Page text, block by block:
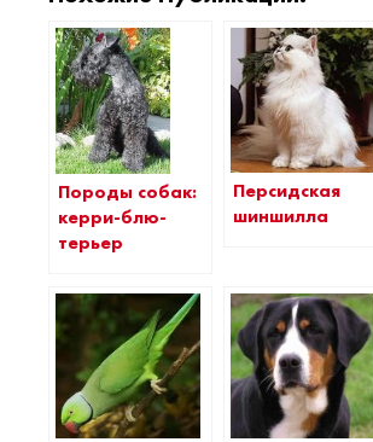
Породы собак:
керри-блю-
терьер
Персидская
шиншилла